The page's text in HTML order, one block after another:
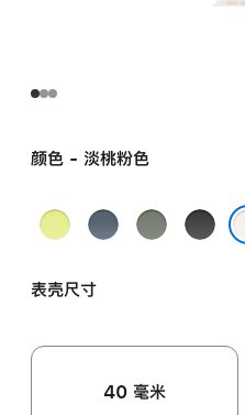
颜色 - 淡桃粉色
霓
黄
铁
蓝
灰
黑
表壳尺寸
40 毫米